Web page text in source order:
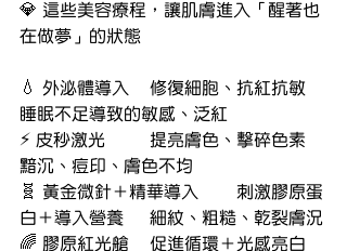
💎 這些美容療程，讓肌膚進入「醒著也
在做夢」的狀態
💧 外泌體導入	修復細胞、抗紅抗敏
睡眠不足導致的敏感、泛紅
⚡ 皮秒激光	提亮膚色、擊碎色素
黯沉、痘印、膚色不均
🧬 黃金微針＋精華導入	刺激膠原蛋
白＋導入營養	細紋、粗糙、乾裂膚況
🌈 膠原紅光艙	促進循環＋光感亮白